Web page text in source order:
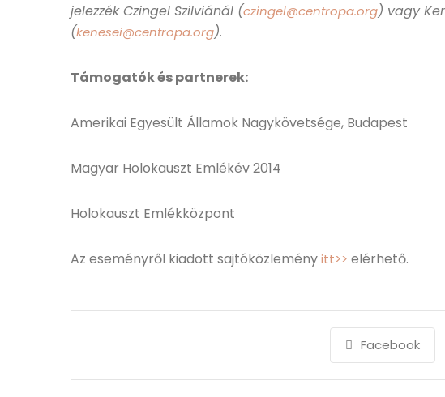
jelezzék Czingel Szilviánál (czingel@centropa.org) vagy
(kenesei@centropa.org).
Támogatók és partnerek:
Amerikai Egyesült Államok Nagykövetsége, Budapest
Magyar Holokauszt Emlékév 2014
Holokauszt Emlékközpont
Az eseményről kiadott sajtóközleményitt>> elérhető.
Facebook